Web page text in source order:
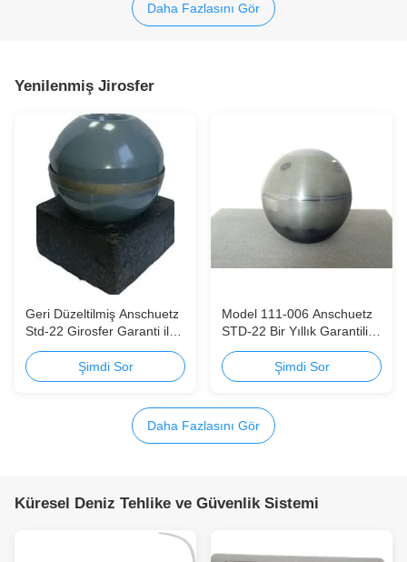
Daha Fazlasını Gör
Yenilenmiş Jirosfer
Geri Düzeltilmiş Anschuetz
Std-22 Girosfer Garanti ile -
CCS Almanya Sertifikalı
Şimdi Sor
Model 111-006 Anschuetz
STD-22 Bir Yıllık Garantili
Dönüştürülmüş veya
YenilenmişŞimdi Sor
Daha Fazlasını Gör
Küresel Deniz Tehlike ve Güvenlik Sistemi